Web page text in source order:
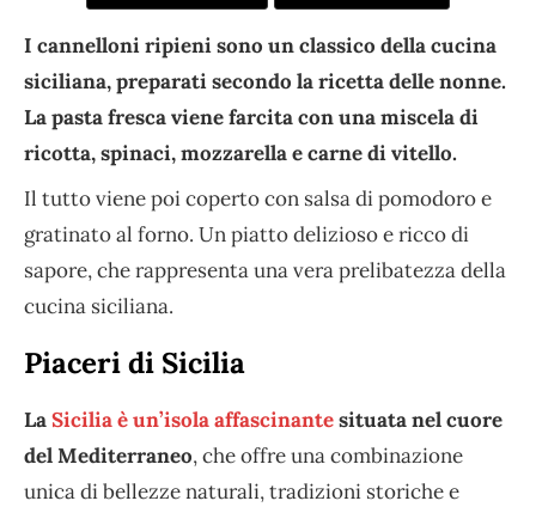
I cannelloni ripieni sono un classico della cucina
siciliana, preparati secondo la ricetta delle nonne.
La pasta fresca viene farcita con una miscela di
ricotta, spinaci, mozzarella e carne di vitello.
Il tutto viene poi coperto con salsa di pomodoro e
gratinato al forno. Un piatto delizioso e ricco di
sapore, che rappresenta una vera prelibatezza della
cucina siciliana.
Piaceri di Sicilia
LaSicilia è un’isola affascinantesituata nel cuore
del Mediterraneo, che offre una combinazione
unica di bellezze naturali, tradizioni storiche e